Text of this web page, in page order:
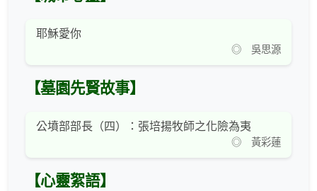
耶穌愛你
◎ 吳思源
【墓園先賢故事】
公墳部部長（四）：張培揚牧師之化險為夷
◎ 黃彩蓮
【心靈絮語】